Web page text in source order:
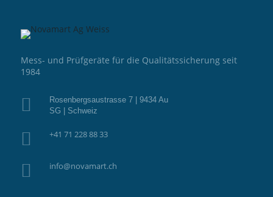
Mess- und Prüfgeräte für die Qualitätssicherung seit
1984

Rosenbergsaustrasse 7 | 9434 Au
SG | Schweiz
 +41 71 228 88 33
 info@novamart.ch